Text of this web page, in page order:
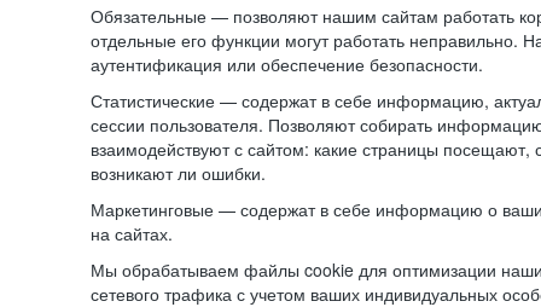
Обязательные — позволяют нашим сайтам работать
отдельные его функции могут работать неправильно.
аутентификация или обеспечение безопасности.
Статистические — содержат в себе информацию,
сессии пользователя. Позволяют собирать
взаимодействуют с сайтом: какие страницы посещают,
возникают ли ошибки.
Маркетинговые — содержат в себе информацию о
на сайтах.
Мы обрабатываем файлы cookie для оптимизации
сетевого трафика с учетом ваших индивидуальных